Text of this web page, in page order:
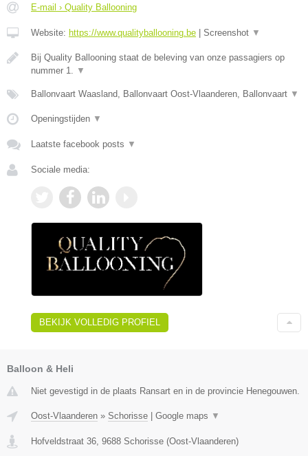
E-mail › Quality Ballooning
Website: https://www.qualityballooning.be Screenshot ▼
Bij Quality Ballooning staat de beleving van onze passagiers op
nummer 1.
▼
Ballonvaart Waasland, Ballonvaart Oost-Vlaanderen, Ballonvaart ▼
Openingstijden ▼
Laatste facebook posts ▼
Sociale media:
BEKIJK VOLLEDIG PROFIEL
Balloon & Heli
Niet gevestigd in de plaats Ransart en in de provincie Henegouwen.
Oost-Vlaanderen » Schorisse Google maps ▼
Hofveldstraat 36, 9688 Schorisse (Oost-Vlaanderen)